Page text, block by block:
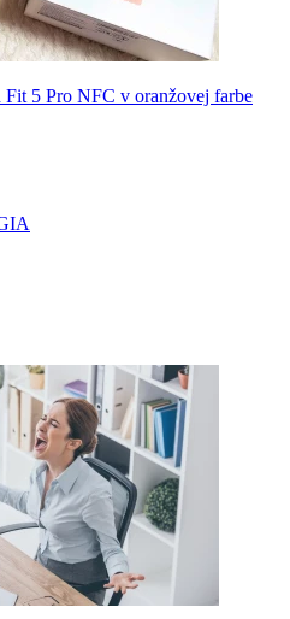
Fit 5 Pro NFC v oranžovej farbe